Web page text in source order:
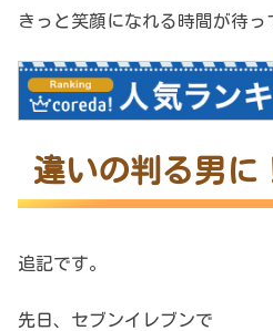
きっと笑顔になれる時間が待っ
違いの判る男に
追記です。
先日、セブンイレブンで